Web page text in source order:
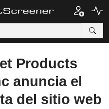
Products
anuncia el
del sitio web